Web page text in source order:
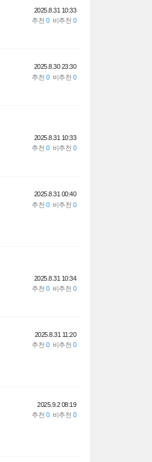
2025.8.31 10:33
2025.8.30 23:30
2025.8.31 10:33
2025.8.31 00:40
2025.8.31 10:34
2025.8.31 11:20
2025.9.2 08:19